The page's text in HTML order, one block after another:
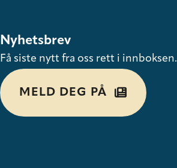
Nyhetsbrev
Få siste nytt fra oss rett i innboksen.
MELD DEG PÅ